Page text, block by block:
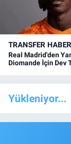
TRANSFER
Real Madrid'den
Diomande İçin Dev
Yükleniyor...